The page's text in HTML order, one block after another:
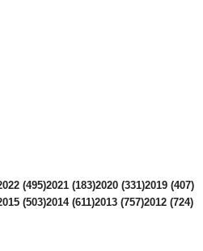
(495)2021 (183)2020 (331)2019 (407)
(503)2014 (611)2013 (757)2012 (724)